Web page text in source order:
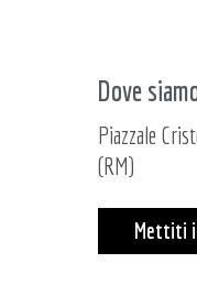
Dove
Piazzale
(RM)
Mettiti